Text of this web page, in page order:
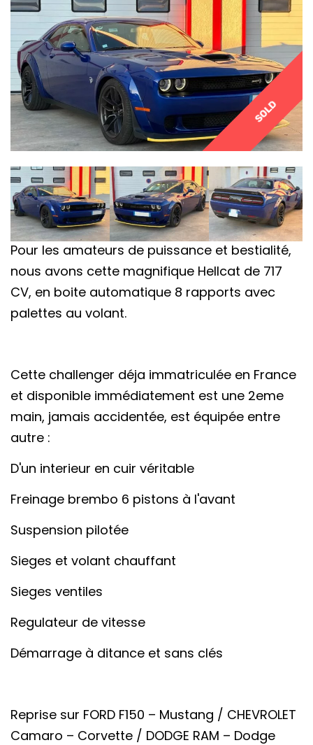
SOLD
Pour les amateurs de puissance et bestialité,
nous avons cette magnifique Hellcat de 717
CV, en boite automatique 8 rapports avec
palettes au volant.
Cette challenger déja immatriculée en France
et disponible immédiatement est une 2eme
main, jamais accidentée, est équipée entre
autre :
D'un interieur en cuir véritable
Freinage brembo 6 pistons à l'avant
Suspension pilotée
Sieges et volant chauffant
Sieges ventiles
Regulateur de vitesse
Démarrage à ditance et sans clés
Reprise sur FORD F150 – Mustang / CHEVROLET
Camaro – Corvette / DODGE RAM – Dodge